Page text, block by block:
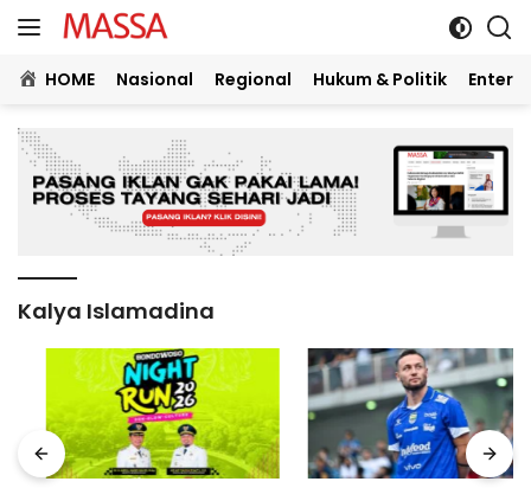
Langsung
ke
konten
HOME Nasional Regional Hukum & Politik
Kalya Islamadina